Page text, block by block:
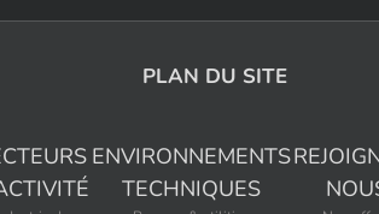
PLAN DU SITE
ENVIRONNEMENTS
TECHNIQUES